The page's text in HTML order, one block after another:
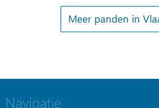
Meer panden in
Navigatie